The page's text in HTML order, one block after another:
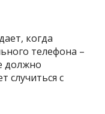
когда
телефона –
должно
случиться с